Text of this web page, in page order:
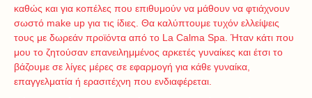
καθώς και για κοπέλες που επιθυμούν να μάθουν να φτιάχνουν
σωστό make up για τις ίδιες. Θα καλύπτουμε τυχόν ελλείψεις
τους με δωρεάν προϊόντα από το La Calma Spa. Ήταν κάτι που
μου το ζητούσαν επανειλημμένος αρκετές γυναίκες και έτσι το
βάζουμε σε λίγες μέρες σε εφαρμογή για κάθε γυναίκα,
επαγγελματία ή ερασιτέχνη που ενδιαφέρεται.